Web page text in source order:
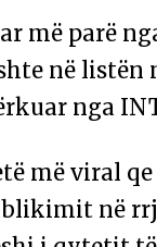
më parë
në listën
nga
më viral
në